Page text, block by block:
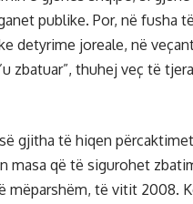
publike. Por, në fusha
detyrime joreale, në
zbatuar”, thuhej veç të
gjitha të hiqen
masa që të sigurohet
mëparshëm, të vitit 2008.